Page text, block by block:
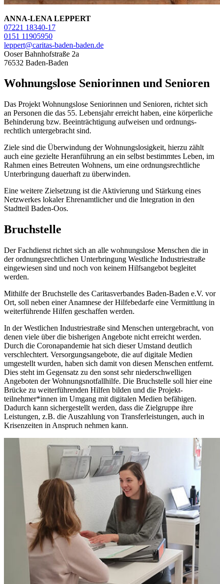
ANNA-LENA LEPPERT
07221 18340-17
0151 11905950
leppert@caritas-baden-baden.de
Ooser Bahnhofstraße 2a
76532 Baden-Baden
Wohnungslose Seniorinnen und Senioren
Das Projekt Wohnungslose Seniorinnen und Senioren, richtet sich
an Personen die das 55. Lebensjahr erreicht haben, eine körperliche
Behinderung bzw. Beein­trächtigung aufweisen und ordnungs­
rechtlich untergebracht sind.
Ziele sind die Überwindung der Wohnungslosigkeit, hierzu zählt
auch eine gezielte Heranführung an ein selbst bestimmtes Leben, im
Rahmen eines Betreuten Wohnens, um eine ordnungs­rechtliche
Unterbringung dauerhaft zu überwinden.
Eine weitere Ziel­setzung ist die Aktivierung und Stärkung eines
Netzwerkes lokaler Ehrenamt­licher und die Integration in den
Stadtteil Baden-Oos.
Bruchstelle
Der Fachdienst richtet sich an alle wohnungslose Menschen die in
der ordnungs­rechtlichen Unterbringung Westliche Industrie­straße
eingewiesen sind und noch von keinem Hilfsangebot begleitet
werden.
Mithilfe der Bruchstelle des Caritas­verbandes Baden-Baden e.V. vor
Ort, soll neben einer Anamnese der Hilfe­bedarfe eine Vermittlung in
weiterführende Hilfen geschaffen werden.
In der Westlichen Industriestraße sind Menschen untergebracht, von
denen viele über die bisherigen Angebote nicht erreicht werden.
Durch die Corona­pandemie hat sich dieser Umstand deutlich
verschlechtert. Versorgungs­angebote, die auf digitale Medien
umgestellt wurden, haben sich damit von diesen Menschen entfernt.
Dies steht im Gegensatz zu den sonst sehr niederschwelligen
Angeboten der Wohnungsnotfallhilfe. Die Bruchstelle soll hier eine
Brücke zu weiter­führenden Hilfen bilden und die Projekt­
teilnehmer*innen im Umgang mit digitalen Medien befähigen.
Dadurch kann sichergestellt werden, dass die Zielgruppe ihre
Leistungen, z.B. die Auszahlung von Transfer­leistungen, auch in
Krisenzeiten in Anspruch nehmen kann.